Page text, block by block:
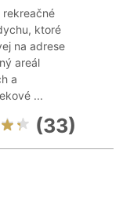
rekreačné
ktoré
na adrese
areál
a
...
(33)